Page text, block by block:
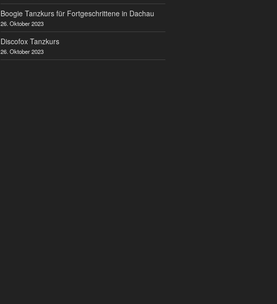
Boogie Tanzkurs für Fortgeschrittene in Dachau
26. Oktober 2023
Discofox Tanzkurs
26. Oktober 2023